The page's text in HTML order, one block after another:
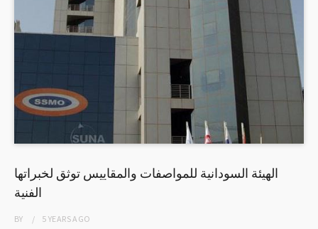
الهيئة السودانية للمواصفات والمقاييس توثق لخبراتها
الفنية
BY 5 YEARSAGO